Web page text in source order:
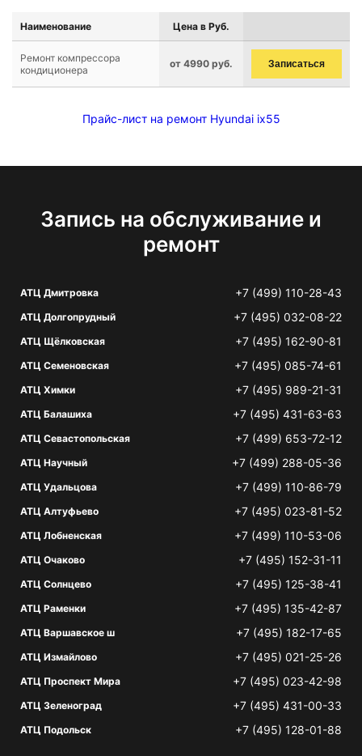
Наименование Цена в Руб.
Ремонт компрессора
кондиционера
от 4990 руб. Записаться
Прайс-лист на ремонт Hyundai ix55
Запись на обслуживание и
ремонт
АТЦ Дмитровка +7 (499) 110-28-43
АТЦ Долгопрудный +7 (495) 032-08-22
АТЦ Щёлковская +7 (495) 162-90-81
АТЦ Семеновская +7 (495) 085-74-61
АТЦ Химки +7 (495) 989-21-31
АТЦ Балашиха +7 (495) 431-63-63
АТЦ Севастопольская +7 (499) 653-72-12
АТЦ Научный +7 (499) 288-05-36
АТЦ Удальцова +7 (499) 110-86-79
АТЦ Алтуфьево +7 (495) 023-81-52
АТЦ Лобненская +7 (499) 110-53-06
АТЦ Очаково +7 (495) 152-31-11
АТЦ Солнцево +7 (495) 125-38-41
АТЦ Раменки +7 (495) 135-42-87
АТЦ Варшавское ш +7 (495) 182-17-65
АТЦ Измайлово +7 (495) 021-25-26
АТЦ Проспект Мира +7 (495) 023-42-98
АТЦ Зеленоград +7 (495) 431-00-33
АТЦ Подольск +7 (495) 128-01-88